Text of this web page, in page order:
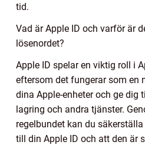
tid.
Vad är Apple ID och varför är
lösenordet?
Apple ID spelar en viktig roll i
eftersom det fungerar som en
dina Apple-enheter och ge dig
lagring och andra tjänster.
regelbundet kan du
till din Apple ID och att den är